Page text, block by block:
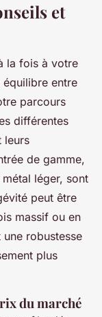
et
la fois à votre
entre
parcours
différentes
leurs
de gamme,
léger, sont
peut être
massif ou en
robustesse
plus
du marché